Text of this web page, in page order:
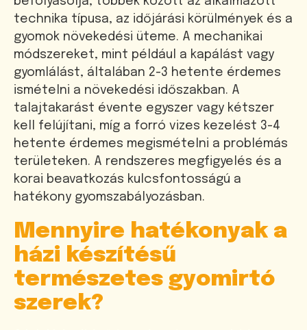
technika típusa, az időjárási körülmények és a
gyomok növekedési üteme. A mechanikai
módszereket, mint például a kapálást vagy
gyomlálást, általában 2-3 hetente érdemes
ismételni a növekedési időszakban. A
talajtakarást évente egyszer vagy kétszer
kell felújítani, míg a forró vizes kezelést 3-4
hetente érdemes megismételni a problémás
területeken. A rendszeres megfigyelés és a
korai beavatkozás kulcsfontosságú a
hatékony gyomszabályozásban.
Mennyire hatékonyak a
házi készítésű
természetes gyomirtó
szerek?